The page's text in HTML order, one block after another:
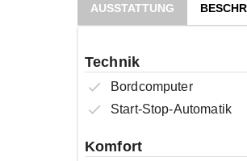
AUSSTATTUNG
Technik
Bordcomputer
Start-Stop-Automatik
Komfort